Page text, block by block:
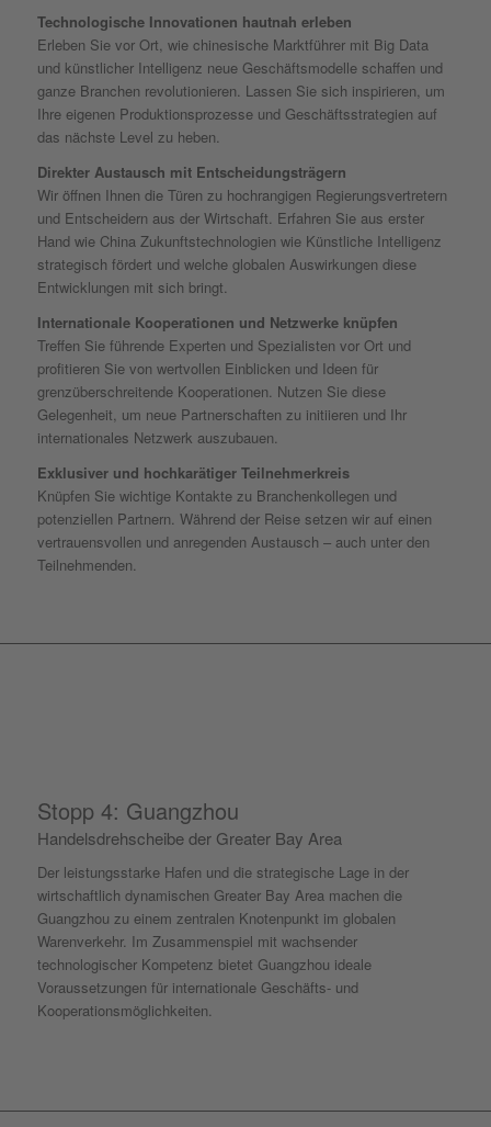
Technologische Innovationen hautnah erleben
Erleben Sie vor Ort, wie chinesische Marktführer mit Big Data
und künstlicher Intelligenz neue Geschäftsmodelle schaffen und
ganze Branchen revolutionieren. Lassen Sie sich inspirieren, um
Ihre eigenen Produktionsprozesse und Geschäftsstrategien auf
das nächste Level zu heben.
Direkter Austausch mit Entscheidungsträgern
Wir öffnen Ihnen die Türen zu hochrangigen Regierungsvertretern
und Entscheidern aus der Wirtschaft. Erfahren Sie aus erster
Hand wie China Zukunftstechnologien wie Künstliche Intelligenz
strategisch fördert und welche globalen Auswirkungen diese
Entwicklungen mit sich bringt.
Internationale Kooperationen und Netzwerke knüpfen
Treffen Sie führende Experten und Spezialisten vor Ort und
profitieren Sie von wertvollen Einblicken und Ideen für
grenzüberschreitende Kooperationen. Nutzen Sie diese
Gelegenheit, um neue Partnerschaften zu initiieren und Ihr
internationales Netzwerk auszubauen.
Exklusiver und hochkarätiger Teilnehmerkreis
Knüpfen Sie wichtige Kontakte zu Branchenkollegen und
potenziellen Partnern. Während der Reise setzen wir auf einen
vertrauensvollen und anregenden Austausch – auch unter den
Teilnehmenden.
Stopp 4: Guangzhou
Handelsdrehscheibe der Greater Bay Area
Der leistungsstarke Hafen und die strategische Lage in der
wirtschaftlich dynamischen Greater Bay Area machen die
Guangzhou zu einem zentralen Knotenpunkt im globalen
Warenverkehr. Im Zusammenspiel mit wachsender
technologischer Kompetenz bietet Guangzhou ideale
Voraussetzungen für internationale Geschäfts- und
Kooperationsmöglichkeiten.